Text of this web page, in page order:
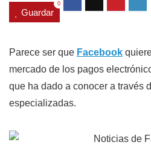
Guardar
0
Parece ser que Facebook
mercado de los pagos
que ha dado a conocer a través
especializadas.